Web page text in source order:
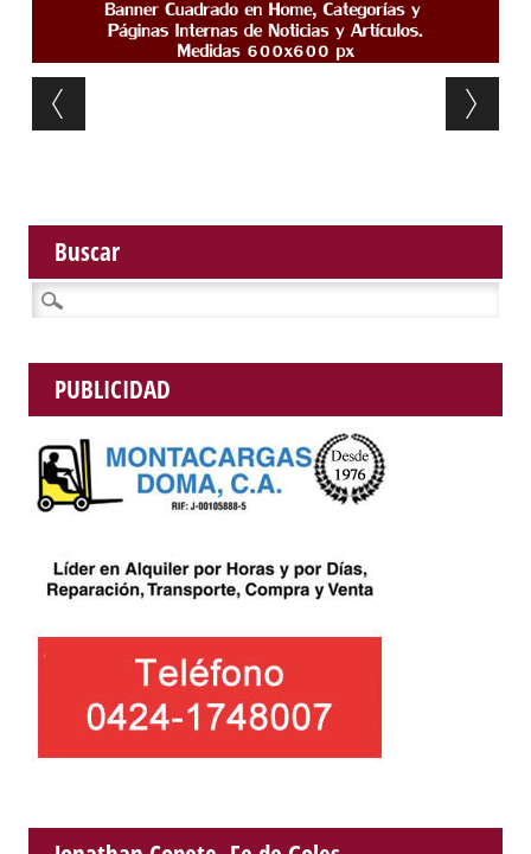
Post navigation
Buscar
Buscar:
PUBLICIDAD